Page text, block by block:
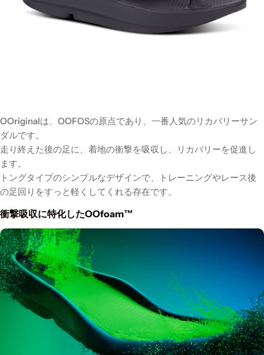
OOriginalは、OOFOSの原点であり、一番人気のリカバリーサン
ダルです。
走り終えた後の足に、着地の衝撃を吸収し、リカバリーを促進し
ます。
トングタイプのシンプルなデザインで、トレーニングやレース後
の足回りをすっと軽くしてくれる存在です。
衝撃吸収に特化したOOfoam™